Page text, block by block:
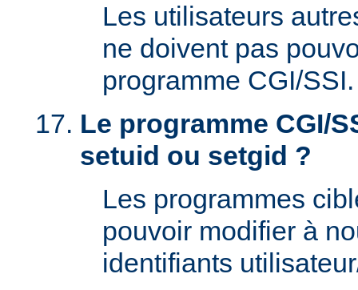
Les utilisateurs
ne doivent pas
programme CGI/SSI.
Le programme CGI/
setuid ou setgid ?
Les programmes
pouvoir modifier à
identifiants